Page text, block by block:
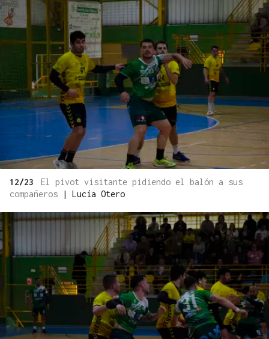
12/23
El pivot visitante pidiendo el balón a sus
compañeros
| Lucía Otero